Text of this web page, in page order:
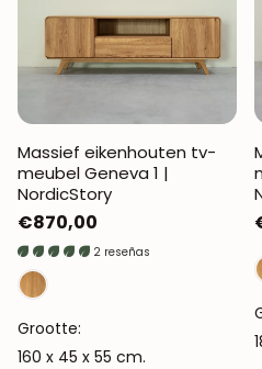
Massief eikenhouten tv-
meubel Geneva 1 |
NordicStory
Normale
prijs
€870,00
2 reseñas
Grootte:
160 x 45 x 55 cm.